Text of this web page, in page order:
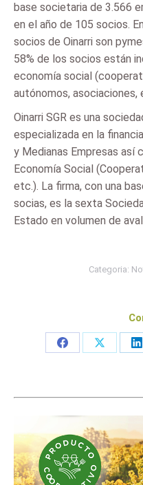
base societaria de 3.566
en el año de 105 socios.
socios de Oinarri son
58% de los socios están
economía social
autónomos, asociaciones,
Oinarri SGR es una
especializada en la
y Medianas Empresas así
Economía Social
etc.). La firma, con una
socias, es la sexta
Estado en volumen de
Categoria:
Share
Share